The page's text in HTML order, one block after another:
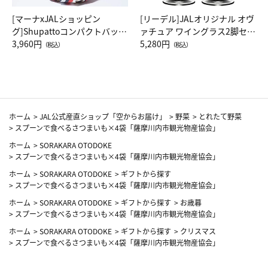
[マーナxJALショッピン
グ]Shupattoコンパクトバッグ
Drop JAL客室乗務員（LC）ス
3,960円 （税込）
[リーデル]JALオリジナル オヴ
ァチュア ワイングラス2脚セッ
ト（レッドワイン）
5,280円 （税込）
ホーム >JAL公式産直ショップ「空からお届け」 >野菜 > とれたて野菜
> スプーンで食べるさつまいも×4袋「薩摩川内市観光物産協会」
ホーム >SORAKARA OTODOKE
> スプーンで食べるさつまいも×4袋「薩摩川内市観光物産協会」
ホーム >SORAKARA OTODOKE > ギフトから探す
> スプーンで食べるさつまいも×4袋「薩摩川内市観光物産協会」
ホーム >SORAKARA OTODOKE > ギフトから探す > お歳暮
> スプーンで食べるさつまいも×4袋「薩摩川内市観光物産協会」
ホーム >SORAKARA OTODOKE > ギフトから探す > クリスマス
> スプーンで食べるさつまいも×4袋「薩摩川内市観光物産協会」